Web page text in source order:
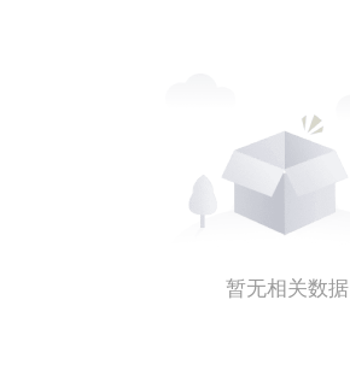
暂无相关数据